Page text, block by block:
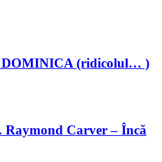
DOMINICA (ridicolul… )
Carver – Încă